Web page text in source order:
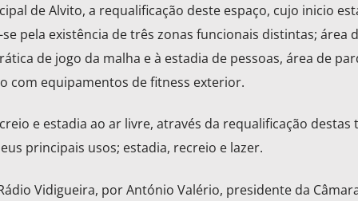
de Alvito, a requalificação deste espaço, cujo inicio
pela existência de três zonas funcionais distintas; área
de jogo da malha e à estadia de pessoas, área de
com equipamentos de fitness exterior.
e estadia ao ar livre, através da requalificação destas
principais usos; estadia, recreio e lazer.
Vidigueira, por António Valério, presidente da